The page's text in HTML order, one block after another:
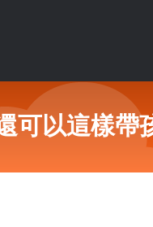
可以這樣帶